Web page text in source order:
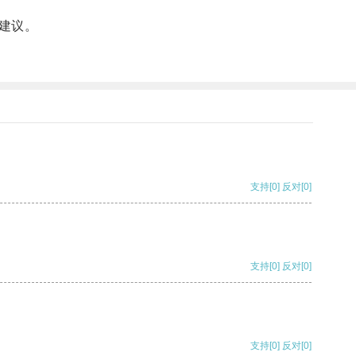
议。
支持[0] 反对[0]
支持[0] 反对[0]
支持[0] 反对[0]